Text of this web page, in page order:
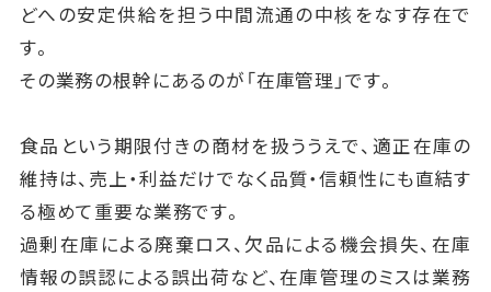
どへの安定供給を担う中間流通の中核をなす存在で
す。
その業務の根幹にあるのが「在庫管理」です。
食品という期限付きの商材を扱ううえで、適正在庫の
維持は、売上・利益だけでなく品質・信頼性にも直結す
る極めて重要な業務です。
過剰在庫による廃棄ロス、欠品による機会損失、在庫
情報の誤認による誤出荷など、在庫管理のミスは業務